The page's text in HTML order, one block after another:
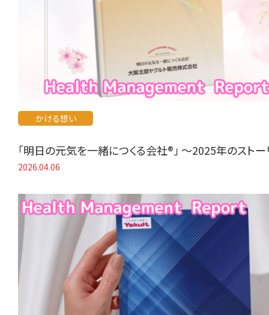
かける想い
「明日の元気を一緒につくる会社®」 〜2025年のスト
2026.04.06